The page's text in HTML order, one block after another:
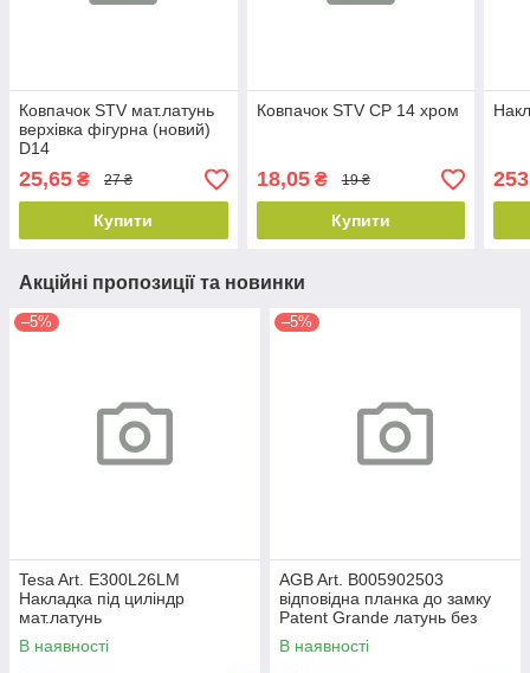
Ковпачок STV мат.латунь
верхівка фігурна (новий)
D14
25,65 ₴ 27 ₴
Купити
Ковпачок STV CP 14 хром
18,05₴ 19 ₴
Купити
Акційні пропозиції та новинки
–5%
Tesa Art. E300L26LM
Накладка під циліндр
мат.латунь
В наявності
–5%
AGB Art. B005902503
відповідна планка до замку
Patent Grande латунь без
відб
В наявності